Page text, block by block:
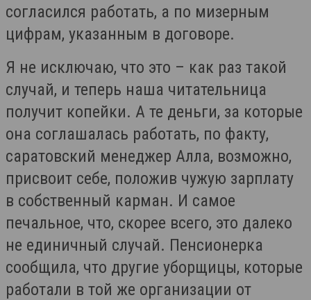
согласился работать, а по мизерным
цифрам, указанным в договоре.
Я не исключаю, что это – как раз такой
случай, и теперь наша читательница
получит копейки. А те деньги, за которые
она соглашалась работать, по факту,
саратовский менеджер Алла, возможно,
присвоит себе, положив чужую зарплату
в собственный карман. И самое
печальное, что, скорее всего, это далеко
не единичный случай. Пенсионерка
сообщила, что другие уборщицы, которые
работали в той же организации от